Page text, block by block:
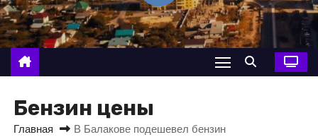
о
м
у
Бензин цены
Главная В Балакове подешевел бензин